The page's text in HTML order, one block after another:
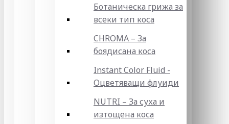
Ботаническа грижа за
всеки тип коса
CHROMA – За
боядисана коса
Instant Color Fluid -
Оцветяващи флуиди
NUTRI – За суха и
изтощена коса